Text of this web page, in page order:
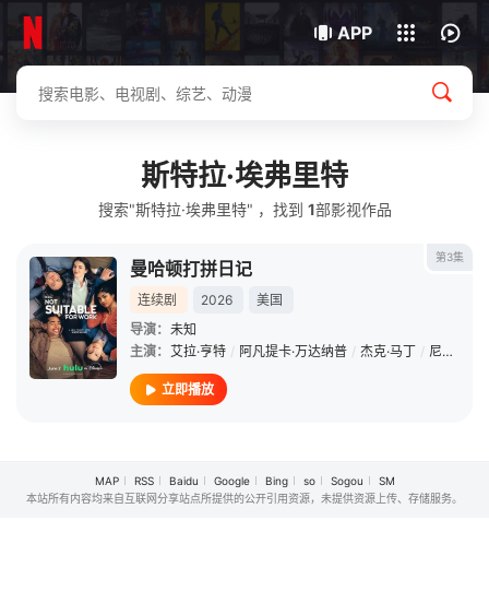
APP
下载客户端
我的观影记录
斯特拉·埃弗里特
搜索"斯特拉·埃弗里特" ，找到 1部影视作品
第3集
曼哈顿打拼日记
连续剧 2026
美国
导演： 未知
主演： 艾拉·亨特 / 阿凡提卡·万达纳普 / 杰克·马丁 / 尼古拉斯·杜威内
立即播放
MAP RSS Baidu Google Bing so Sogou
SM
本站所有内容均来自互联网分享站点所提供的公开引用资源，未提供资源上传、存储服务。